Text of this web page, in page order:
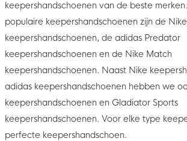
keepershandschoenen van de beste
populaire keepershandschoenen zijn de
keepershandschoenen, de adidas Predator
keepershandschoenen en de Nike Match
keepershandschoenen. Naast Nike
adidas keepershandschoenen hebben we
keepershandschoenen en Gladiator Sports
keepershandschoenen. Voor elke type
perfecte keepershandschoen.